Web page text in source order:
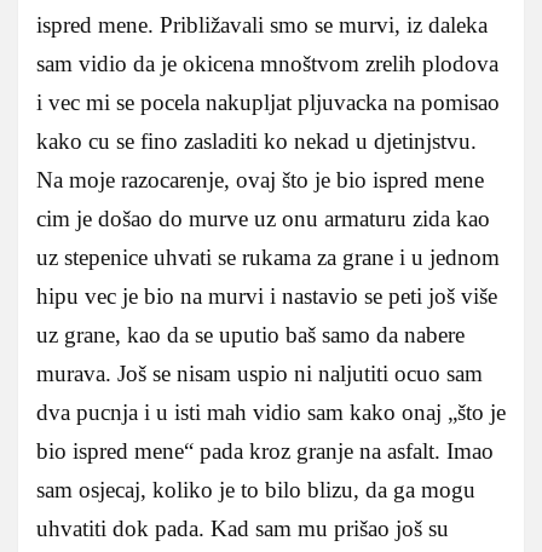
ispred mene. Približavali smo se murvi, iz daleka
sam vidio da je okicena mnoštvom zrelih plodova
i vec mi se pocela nakupljat pljuvacka na pomisao
kako cu se fino zasladiti ko nekad u djetinjstvu.
Na moje razocarenje, ovaj što je bio ispred mene
cim je došao do murve uz onu armaturu zida kao
uz stepenice uhvati se rukama za grane i u jednom
hipu vec je bio na murvi i nastavio se peti još više
uz grane, kao da se uputio baš samo da nabere
murava. Još se nisam uspio ni naljutiti ocuo sam
dva pucnja i u isti mah vidio sam kako onaj „što je
bio ispred mene“ pada kroz granje na asfalt. Imao
sam osjecaj, koliko je to bilo blizu, da ga mogu
uhvatiti dok pada. Kad sam mu prišao još su